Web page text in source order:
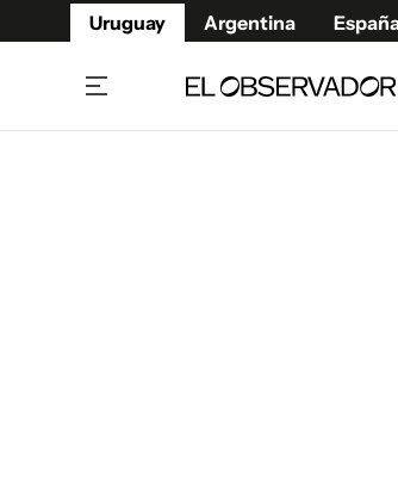
Uruguay Argentina